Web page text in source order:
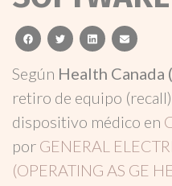
facebooktwitterlinkedinemail
Según Health Canada
retiro de equipo
dispositivo médico en
por GENERAL
(OPERATING AS GE